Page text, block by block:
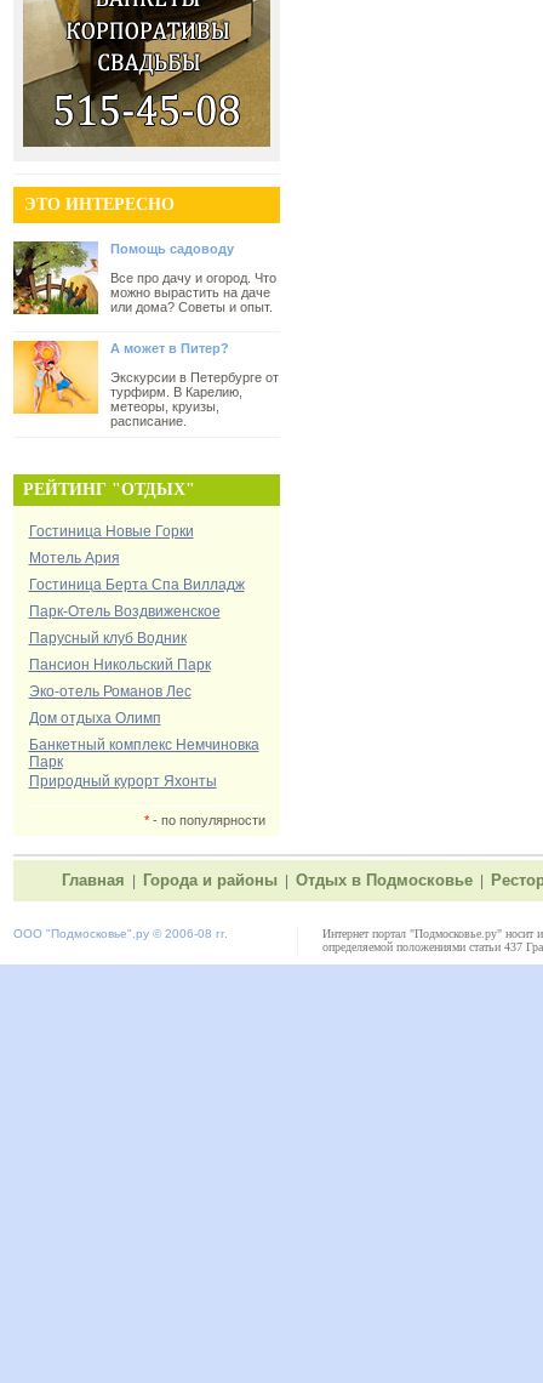
ЭТО ИНТЕРЕСНО
Помощь садоводу
Все про дачу и огород. Что
можно вырастить на даче
или дома? Советы и опыт.
А может в Питер?
Экскурсии в Петербурге от
турфирм. В Карелию,
метеоры, круизы,
расписание.
РЕЙТИНГ "ОТДЫХ"
Гостиница Новые Горки
Мотель Ария
Гостиница Берта Спа Вилладж
Парк-Отель Воздвиженское
Парусный клуб Водник
Пансион Никольский Парк
Эко-отель Романов Лес
Дом отдыха Олимп
Банкетный комплекс Немчиновка
Парк
Природный курорт Яхонты
*- по популярности
Главная Города и районы Отдых в Подмосковье
ООО "Подмосковье" .ру © 2006-08 гг.
Интернет портал "Подмосковье.ру" носит
определяемой положениями статьи 437